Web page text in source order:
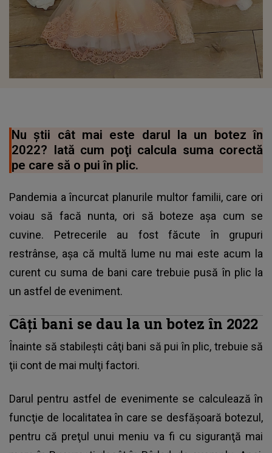
Nu ştii cât mai este darul la un botez în
2022? Iată cum poţi calcula suma corectă
pe care să o pui în plic.
Pandemia a încurcat planurile multor familii, care ori
voiau să facă nunta, ori să boteze aşa cum se
cuvine. Petrecerile au fost făcute în grupuri
restrânse, aşa că multă lume nu mai este acum la
curent cu suma de bani care trebuie pusă în plic la
un astfel de eveniment.
Câţi bani se dau la un botez în 2022
Înainte să stabileşti câţi bani să pui în plic, trebuie să
ţii cont de mai mulţi factori.
Darul pentru astfel de evenimente se calculează în
funcţie de localitatea în care se desfăşoară botezul,
pentru că preţul unui meniu va fi cu siguranţă mai